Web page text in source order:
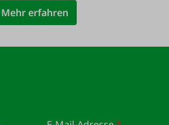
Mehr erfahren